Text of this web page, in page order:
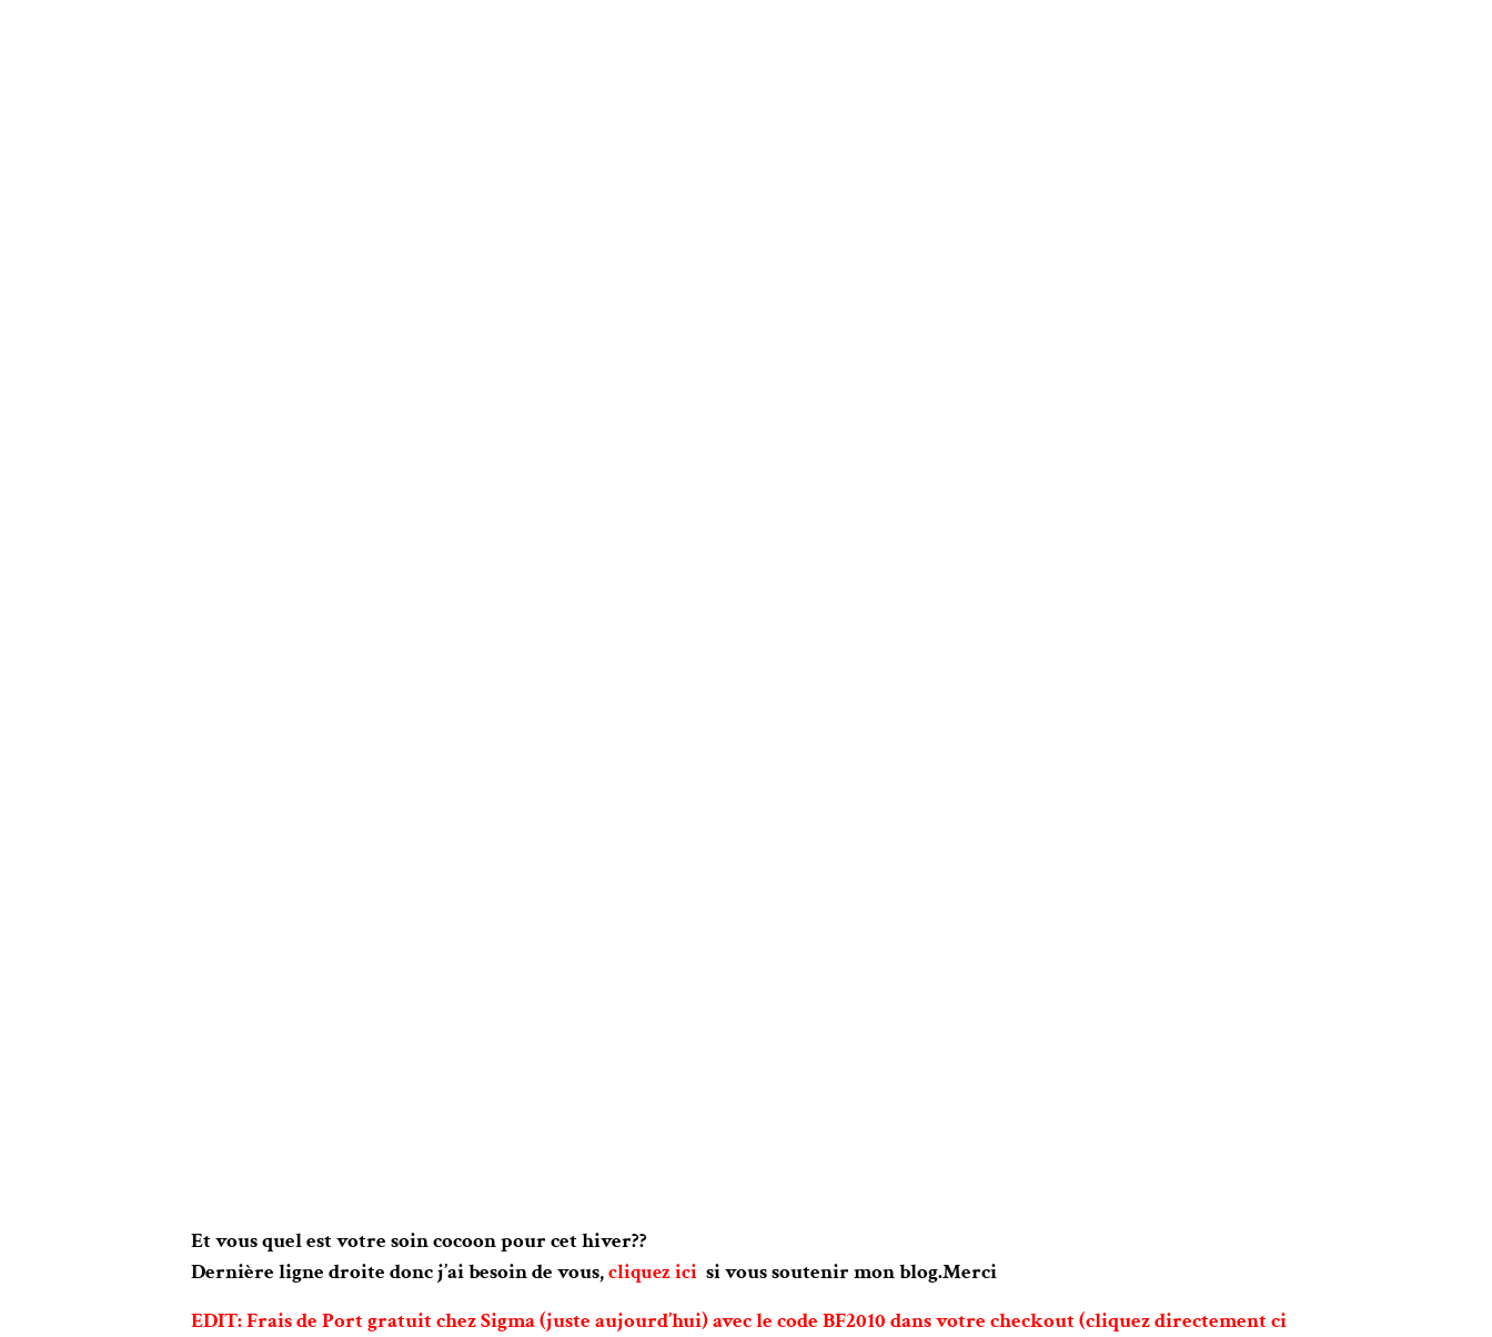
Et vous quel est votre soin cocoon pour cet hiver??
Dernière ligne droite donc j’ai besoin de vous,cliquez ici si vous soutenir mon blog.Merci
EDIT: Frais de Port gratuit chez Sigma (juste aujourd’hui) avec le code BF2010 dans votre checkout (cliquez directement ci